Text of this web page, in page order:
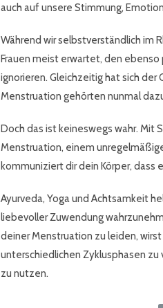
auch auf unsere Stimmung,
Während wir selbstverständlich im
Frauen meist erwartet, den ebenso
ignorieren. Gleichzeitig hat sich
Menstruation gehörten nunmal
Doch das ist keineswegs wahr. Mit
Menstruation, einem
kommuniziert dir dein Körper, dass
Ayurveda, Yoga und Achtsamkeit
liebevoller Zuwendung
deiner Menstruation zu leiden,
unterschiedlichen Zyklusphasen
zu nutzen.